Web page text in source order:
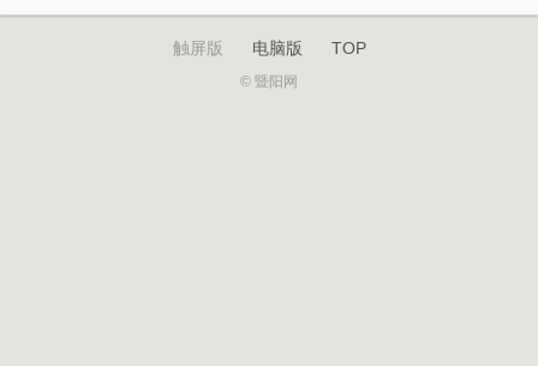
触屏版 电脑版 TOP
© 暨阳网